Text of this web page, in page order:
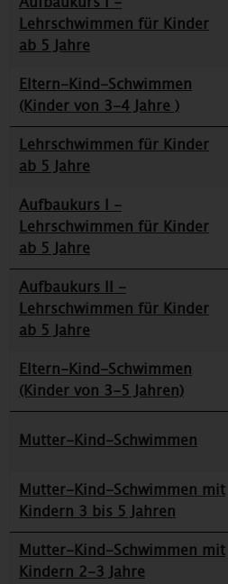
Lehrschwimmen für Kinder
ab 5 Jahre
Eltern-Kind-Schwimmen
(Kinder von 3-4 Jahre )
Lehrschwimmen für Kinder
ab 5 Jahre
Aufbaukurs I -
Lehrschwimmen für Kinder
ab 5 Jahre
Aufbaukurs II -
Lehrschwimmen für Kinder
ab 5 Jahre
Eltern-Kind-Schwimmen
(Kinder von 3-5 Jahren)
Mutter-Kind-Schwimmen
Mutter-Kind-Schwimmen mit
Kindern 3 bis 5 Jahren
Mutter-Kind-Schwimmen mit
Kindern 2-3 Jahre